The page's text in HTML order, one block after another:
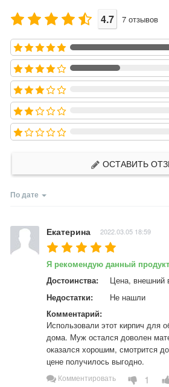
4.7 7 отзывов
ОСТАВИТЬ
По дате
Екатерина 2022.03.05 18:59
Я рекомендую данный продукт
Достоинства:
Цена, внешний
Недостатки:
Не нашли
Комментарий:
Использовали этот кирпич для
дома. Муж остался доволен
оказался хорошим, смотрится
цене получилось выгодно.
Комментировать 1